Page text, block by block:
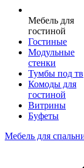
Мебель для
гостиной
Гостиные
Модульные
стенки
Тумбы под тв
Комоды для
гостиной
Витрины
Буфеты
Мебель для